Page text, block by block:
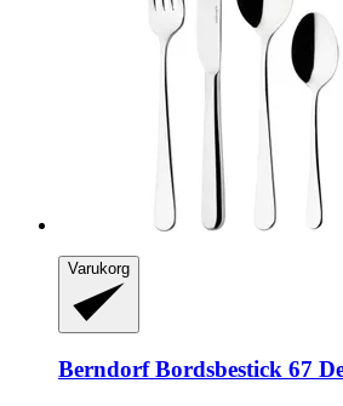
Varukorg
BerndorfBordsbestick 67